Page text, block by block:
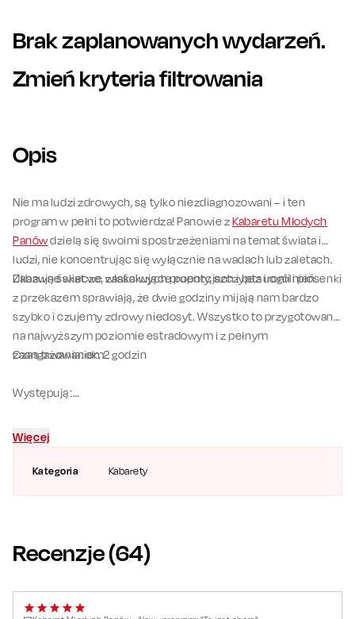
Brak zaplanowanych wydarzeń.
Zmień kryteria filtrowania
Opis
Kategoria Kabarety
Nie ma ludzi zdrowych, są tylko niezdiagnozowani – i ten
program w pełni to potwierdza! Panowie zKabaretu Młodych
Panówdzielą się swoimi spostrzeżeniami na temat świata i
ludzi, nie koncentrując się wyłącznie na wadach lub zaletach.
Ukazują świat we właściwych proporcjach i bez uogólnień.
Zabawne skecze, zaskakujące puenty, szczypta ironii i piosenki
z przekazem sprawiają, że dwie godziny mijają nam bardzo
szybko i czujemy zdrowy niedosyt. Wszystko to przygotowane
na najwyższym poziomie estradowym i z pełnym
zaangażowaniem.
Czas trwania: ok. 2 godzin
Występują:
Łukasz Kaczmarczyk
Bartek Demczuk
Mateusz Banaszkiewicz
Więcej
Recenzje (64)